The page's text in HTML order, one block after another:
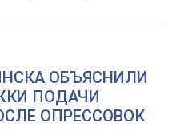
ОБЪЯСНИЛИ
ПОДАЧИ
ОПРЕССОВОК